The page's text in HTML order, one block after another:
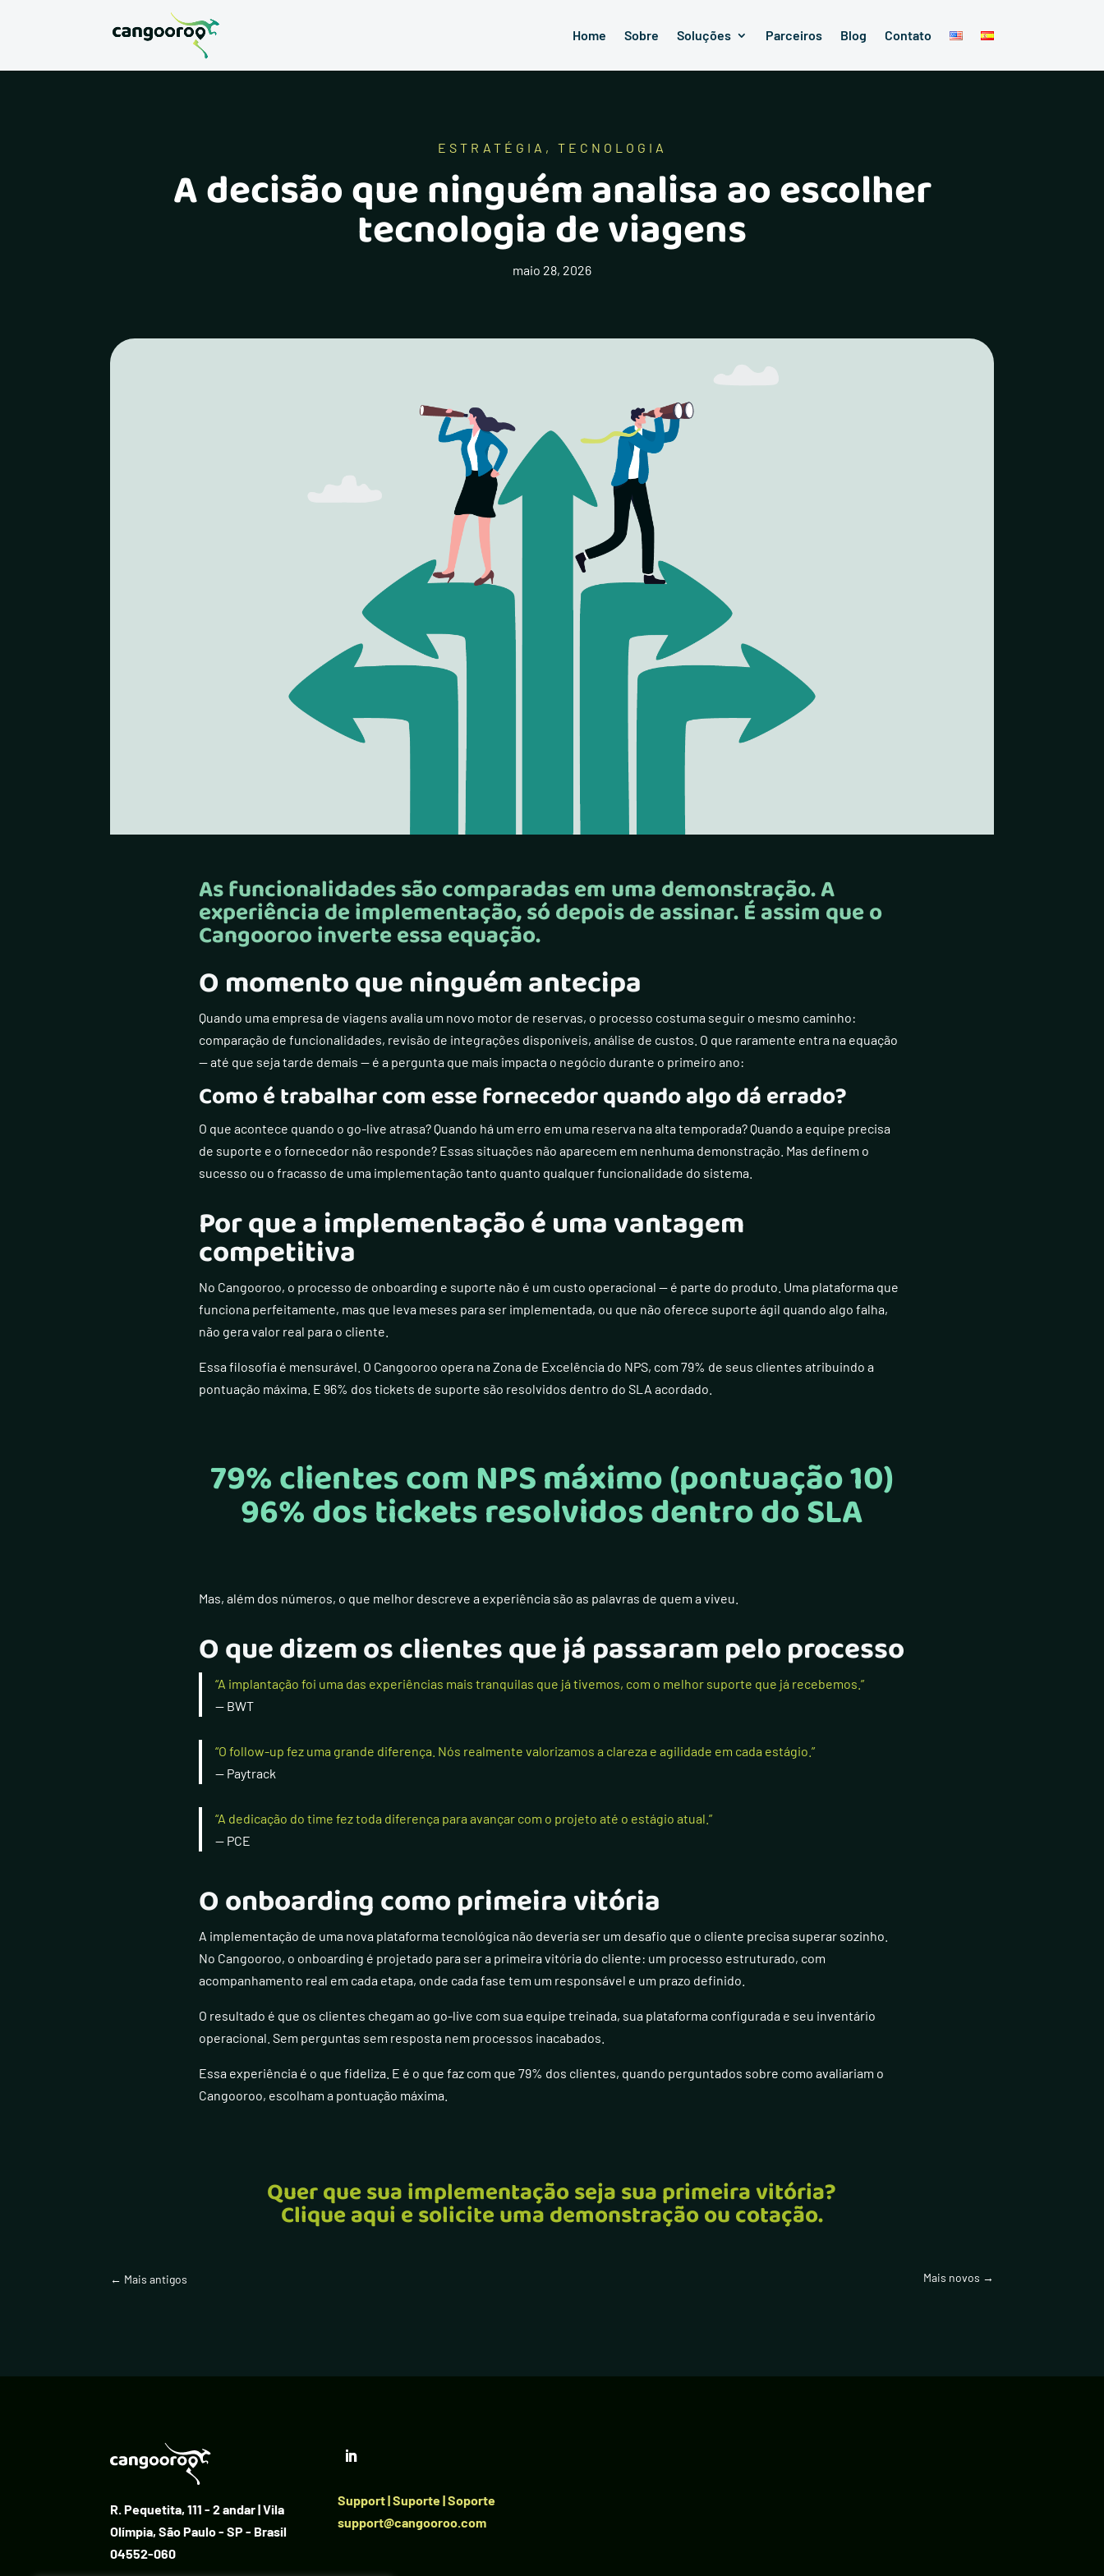
Home Sobre Soluções Parceiros Blog Contato
ESTRATÉGIA , TECNOLOGIA
A decisão que ninguém analisa ao escolher
tecnologia de viagens
maio 28, 2026
As funcionalidades são comparadas em uma demonstração. A
experiência de implementação, só depois de assinar. É assim que o
Cangooroo inverte essa equação.
O momento que ninguém antecipa
Quando uma empresa de viagens avalia um novo motor de reservas, o processo costuma seguir o mesmo caminho:
comparação de funcionalidades, revisão de integrações disponíveis, análise de custos. O que raramente entra na equação
— até que seja tarde demais — é a pergunta que mais impacta o negócio durante o primeiro ano:
Como é trabalhar com esse fornecedor quando algo dá errado?
O que acontece quando o go-live atrasa? Quando há um erro em uma reserva na alta temporada? Quando a equipe precisa
de suporte e o fornecedor não responde? Essas situações não aparecem em nenhuma demonstração. Mas definem o
sucesso ou o fracasso de uma implementação tanto quanto qualquer funcionalidade do sistema.
Por que a implementação é uma vantagem
competitiva
No Cangooroo, o processo de onboarding e suporte não é um custo operacional — é parte do produto. Uma plataforma que
funciona perfeitamente, mas que leva meses para ser implementada, ou que não oferece suporte ágil quando algo falha,
não gera valor real para o cliente.
Essa filosofia é mensurável. O Cangooroo opera na Zona de Excelência do NPS, com 79% de seus clientes atribuindo a
pontuação máxima. E 96% dos tickets de suporte são resolvidos dentro do SLA acordado.
79% clientes com NPS máximo (pontuação 10)
96% dos tickets resolvidos dentro do SLA
Mas, além dos números, o que melhor descreve a experiência são as palavras de quem a viveu.
O que dizem os clientes que já passaram pelo processo
“A implantação foi uma das experiências mais tranquilas que já tivemos, com o melhor suporte que já recebemos.”
— BWT
“O follow-up fez uma grande diferença. Nós realmente valorizamos a clareza e agilidade em cada estágio.”
— Paytrack
“A dedicação do time fez toda diferença para avançar com o projeto até o estágio atual.”
— PCE
O onboarding como primeira vitória
A implementação de uma nova plataforma tecnológica não deveria ser um desafio que o cliente precisa superar sozinho.
No Cangooroo, o onboarding é projetado para ser a primeira vitória do cliente: um processo estruturado, com
acompanhamento real em cada etapa, onde cada fase tem um responsável e um prazo definido.
O resultado é que os clientes chegam ao go-live com sua equipe treinada, sua plataforma configurada e seu inventário
operacional. Sem perguntas sem resposta nem processos inacabados.
Essa experiência é o que fideliza. E é o que faz com que 79% dos clientes, quando perguntados sobre como avaliariam o
Cangooroo, escolham a pontuação máxima.
Quer que sua implementação seja sua primeira vitória?
Clique aqui e solicite uma demonstração ou cotação.
← Mais antigos Mais novos →
R. Pequetita, 111 - 2 andar | Vila
Olímpia, São Paulo - SP - Brasil
04552-060
Support | Suporte | Soporte
support@cangooroo.com